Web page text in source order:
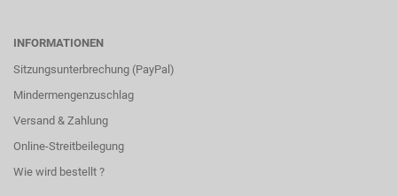
INFORMATIONEN
Sitzungsunterbrechung (PayPal)
Mindermengenzuschlag
Versand & Zahlung
Online-Streitbeilegung
Wie wird bestellt ?